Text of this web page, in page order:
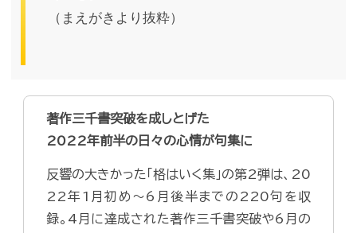
（まえがきより抜粋）
著作三千書突破を成しとげた
2022年前半の日々の心情が句集に
反響の大きかった「格はいく集」の第2弾は、20
22年1月初め～6月後半までの220句を収
録。4月に達成された著作三千書突破や6月の